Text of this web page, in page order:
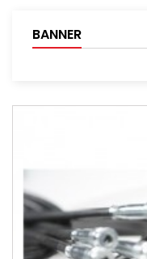
BANNER